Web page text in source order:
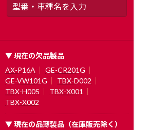
▼ 現在の欠品製品
AX-P16A
GE-CR201G
GE-VW101G
TBX-D002
TBX-H005
TBX-X001
TBX-X002
▼ 現在の品薄製品（在庫販売除く）